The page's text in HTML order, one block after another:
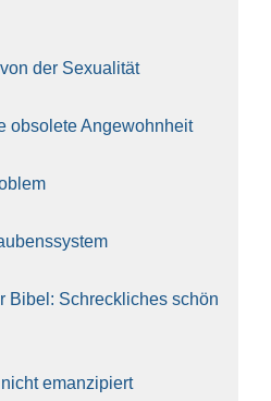
der Sexua­li­tät
obso­le­te An‍ge‍wohn‍heit
Bibel: Schreck­li­ches schön
eman­zi­piert